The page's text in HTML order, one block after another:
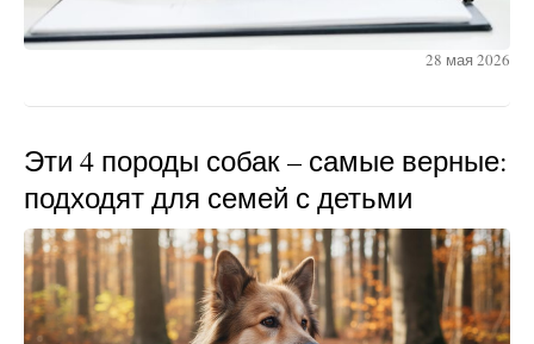
28 мая 2026
Эти 4 породы собак – самые верные:
подходят для семей с детьми